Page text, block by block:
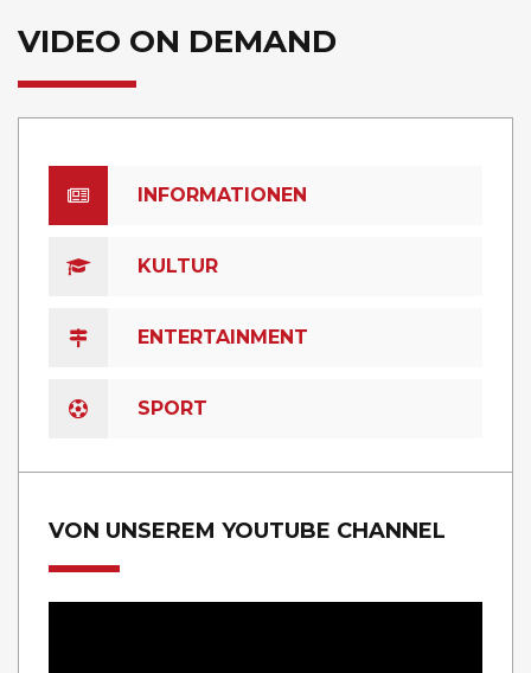
VIDEO ON DEMAND
INFORMATIONEN
KULTUR
ENTERTAINMENT
SPORT
VON UNSEREM YOUTUBE CHANNEL